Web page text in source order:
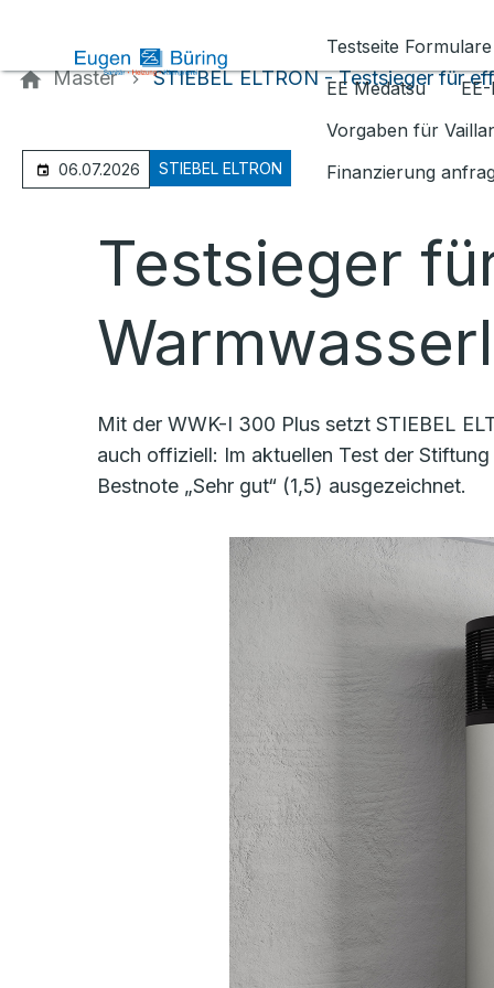
Testseite Formulare
EE Medatsu
Vorgaben für
Finanzierung
Master STIEBEL ELTRON - Testsieger für
06.07.2026 STIEBEL ELTRON
Testsieger
Mit der WWK-I 300 Plus setzt STIEBEL
auch offiziell: Im aktuellen Test der
Bestnote „Sehr gut“ (1,5) ausgezeichnet.